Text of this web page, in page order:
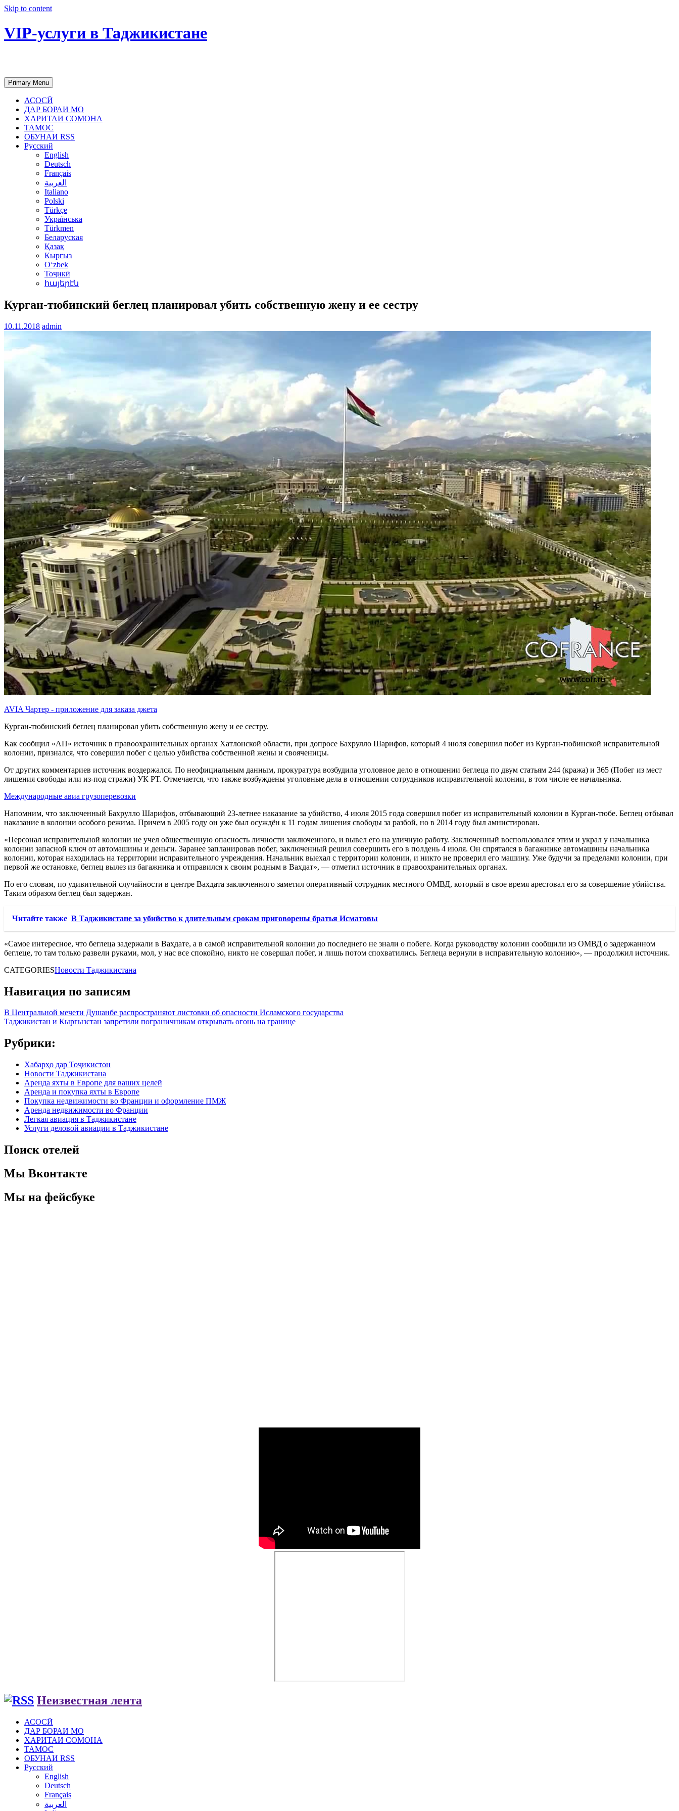
Skip to content
VIP-услуги в Таджикистане
Primary Menu
АСОСӢ
ДАР БОРАИ МО
ХАРИТАИ СОМОНА
ТАМОС
ОБУНАИ RSS
Русский
English
Deutsch
Français
العربية
Italiano
Polski
Türkçe
Українська
Türkmen
Беларуская
Қазақ
Кыргыз
Oʻzbek
Тоҷикӣ
հայերէն
Курган-тюбинский беглец планировал убить собственную жену и ее сестру
10.11.2018 admin
AVIA Чартер - приложение для заказа джета
Курган-тюбинский беглец планировал убить собственную жену и ее сестру.
Как сообщил «АП» источник в правоохранительных органах Хатлонской области, при допросе Бахрулло Шарифов, который 4 июля совершил побег из Курган-тюбинской исправительной
колонии, признался, что совершил побег с целью убийства собственной жены и свояченицы.
От других комментариев источник воздержался. По неофициальным данным, прокуратура возбудила уголовное дело в отношении беглеца по двум статьям 244 (кража) и 365 (Побег из мест
лишения свободы или из-под стражи) УК РТ. Отмечается, что также возбуждены уголовные дела в отношении сотрудников исправительной колонии, в том числе ее начальника.
Международные авиа грузоперевозки
Напомним, что заключенный Бахрулло Шарифов, отбывающий 23-летнее наказание за убийство, 4 июля 2015 года совершил побег из исправительный колонии в Курган-тюбе. Беглец отбывал
наказание в колонии особого режима. Причем в 2005 году он уже был осуждён к 11 годам лишения свободы за разбой, но в 2014 году был амнистирован.
«Персонал исправительной колонии не учел общественную опасность личности заключенного, и вывел его на уличную работу. Заключенный воспользовался этим и украл у начальника
колонии запасной ключ от автомашины и деньги. Заранее запланировав побег, заключенный решил совершить его в полдень 4 июля. Он спрятался в багажнике автомашины начальника
колонии, которая находилась на территории исправительного учреждения. Начальник выехал с территории колонии, и никто не проверил его машину. Уже будучи за пределами колонии, при
первой же остановке, беглец вылез из багажника и отправился к своим родным в Вахдат», — отметил источник в правоохранительных органах.
По его словам, по удивительной случайности в центре Вахдата заключенного заметил оперативный сотрудник местного ОМВД, который в свое время арестовал его за совершение убийства.
Таким образом беглец был задержан.
Читайте также В Таджикистане за убийство к длительным срокам приговорены братья Исматовы
«Самое интересное, что беглеца задержали в Вахдате, а в самой исправительной колонии до последнего не знали о побеге. Когда руководству колонии сообщили из ОМВД о задержанном
беглеце, то там только развели руками, мол, у нас все спокойно, никто не совершал побег, и лишь потом спохватились. Беглеца вернули в исправительную колонию», — продолжил источник.
CATEGORIESНовости Таджикистана
Навигация по записям
В Центральной мечети Душанбе распространяют листовки об опасности Исламского государства
Таджикистан и Кыргызстан запретили пограничникам открывать огонь на границе
Рубрики:
Хабарҳо дар Тоҷикистон
Новости Таджикистана
Аренда яхты в Европе для ваших целей
Аренда и покупка яхты в Европе
Покупка недвижимости во Франции и оформление ПМЖ
Аренда недвижимости во Франции
Легкая авиация в Таджикистане
Услуги деловой авиации в Таджикистане
Поиск отелей
Мы Вконтакте
Мы на фейсбуке
Неизвестная лента
АСОСӢ
ДАР БОРАИ МО
ХАРИТАИ СОМОНА
ТАМОС
ОБУНАИ RSS
Русский
English
Deutsch
Français
العربية